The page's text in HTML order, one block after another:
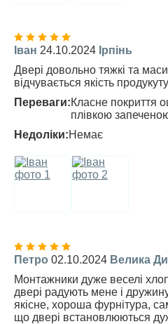
Іван 24.10.2024 Ірпінь
Двері довольно тяжкі та
відчувається якість
Переваги:Класне покриття
плівкою
Недоліки:Немає
Петро 02.10.2024 Велика
Монтажники дуже веселі
двері радують мене і
якісне, хороша фурнітура,
що двері встановлюються